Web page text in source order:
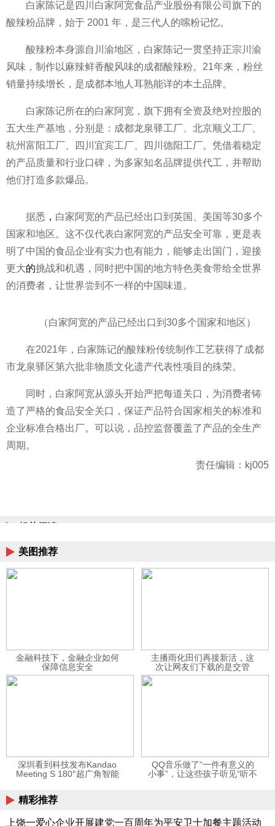
白家陈记是四川白家阿宽食品产业股份有限公司旗下的
酸辣粉品牌，始于 2001 年，是三代人的嗦粉记忆。
酸辣粉本身源自川渝地区，白家陈记一贯坚持正宗川渝
风味，制作以麻辣鲜香酸风味的成都酸辣粉。21年来，粉丝
销量持续增长，是成都本地人耳熟能详的本土品牌。
白家陈记所在的白家阿宽，旗下拥有全资及绝对控股的
五大生产基地，分别是：成都龙泉驿工厂、北京顺义工厂、
杭州富阳工厂、四川宜宾工厂、四川德阳工厂。凭借着稳定
的产品质量和行业口碑，为多家知名品牌提供代工，并帮助
他们打造多款爆品。
据悉 ， 白家阿宽的产品已经出口到英国、美国等30多个
国家和地区。这不仅代表白家阿宽的产品安全可靠，更是表
明了中国的食品企业有实力也有能力，能够走出国门，迎接
更大的挑战和机遇，同时把中国的地方特色美食带给全世界
的消费者，让世界尝到不一样的中国味道。
（白家阿宽的产品已经出口到30多个国家和地区）
在2021年，白家陈记的酸辣粉传统制作工艺获得了成都
市龙泉驿区第六批非物质文化遗产代表性项目的殊荣。
同时，白家阿宽从源头开始严把每道关口，为消费者铸
造了严格的食品安全关口，保证产品符合国家相关的标准和
企业标准合格出厂。可以说，品控监督覆盖了产品的全生产
周期。
责任编辑：kj005
相关阅读
美图推荐
金融科技下，金融企业如何
保障信息安全
主播雨化田们再接新活，这
次让网友们下载的是交管
12123APP
深圳看到科技发布Kandao
Meeting S 180°超广角智能
QQ音乐做了“一件有意义的
小事”，让这些孩子听见“听不
精彩推荐
上饶一爱心企业开展建党一百周年为平安卫士加餐主题活动